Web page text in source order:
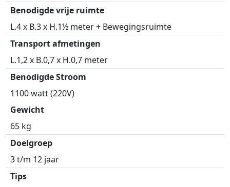
Benodigde vrije ruimte
L.4 x B.3 x H.1½ meter + Bewegingsruimte
Transport afmetingen
L.1,2 x B.0,7 x H.0,7 meter
Benodigde Stroom
1100 watt (220V)
Gewicht
65 kg
Doelgroep
3 t/m 12 jaar
Tips